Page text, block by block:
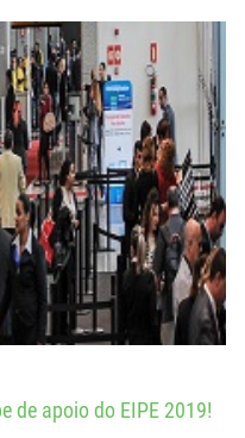
de apoio do EIPE 2019!